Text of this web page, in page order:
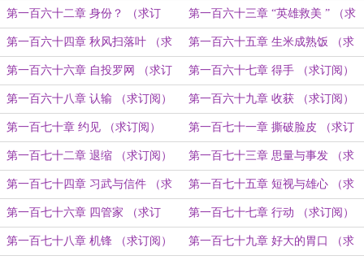
阅）
第一百六十二章 身份？ （求订
阅）
第一百六十三章 “英雄救美 ” （求
订阅）
第一百六十四章 秋风扫落叶 （求
订阅）
第一百六十五章 生米成熟饭 （求
订阅）
第一百六十六章 自投罗网 （求订
阅）
第一百六十七章 得手 （求订阅）
第一百六十八章 认输 （求订阅） 第一百六十九章 收获 （求订阅）
第一百七十章 约见 （求订阅） 第一百七十一章 撕破脸皮 （求订
阅）
第一百七十二章 退缩 （求订阅） 第一百七十三章 思量与事发 （求
订阅）
第一百七十四章 习武与信件 （求
订阅）
第一百七十五章 短视与雄心 （求
订阅）
第一百七十六章 四管家 （求订
阅）
第一百七十七章 行动 （求订阅）
第一百七十八章 机锋 （求订阅） 第一百七十九章 好大的胃口 （求